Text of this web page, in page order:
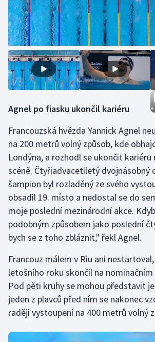
+
Agnel po fiasku ukončil kariéru
Francouzská hvězda Yannick Agnel
na 200 metrů volný způsob, kde
Londýna, a rozhodl se ukončit kariéru
scéně. Čtyřiadvacetiletý dvojnásobný
šampion byl rozladěný ze svého
obsadil 19. místo a nedostal se do
moje poslední mezinárodní akce.
podobným způsobem jako poslední
bych se z toho zbláznit," řekl Agnel.
Francouz málem v Riu ani
letošního roku skončil na
Pod pěti kruhy se mohou představit
jeden z plavců před ním se nakonec
raději vystoupení na 400 metrů volný